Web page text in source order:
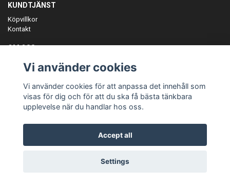
KUNDTJÄNST
Köpvillkor
Kontakt
OM OSS
ANMÄL DIG TILL VÅRT NYHETSBREV
Prenumerera
© Copyright Teamgear
Vi använder cookies
Vi använder cookies för att anpassa det innehåll som
visas för dig och för att du ska få bästa tänkbara
upplevelse när du handlar hos oss.
Accept all
Settings